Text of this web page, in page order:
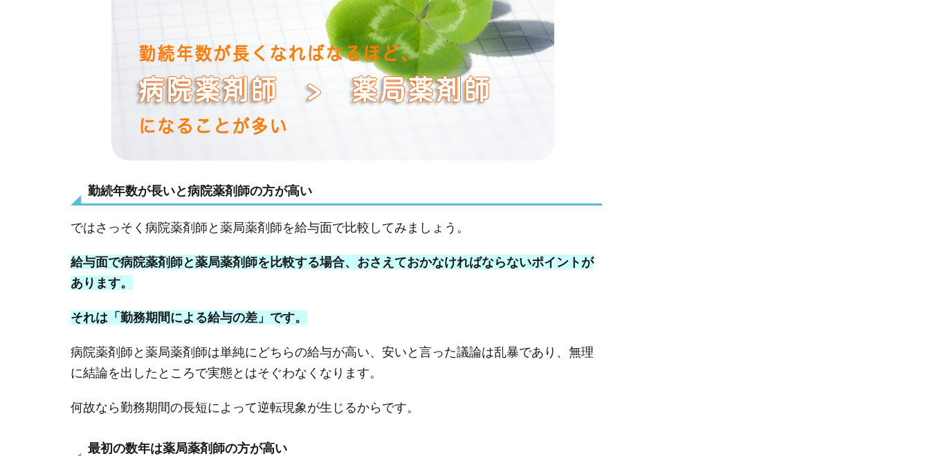
勤続年数が長いと病院薬剤師の方が高い
ではさっそく病院薬剤師と薬局薬剤師を給与面で比較してみましょう。
給与面で病院薬剤師と薬局薬剤師を比較する場合、おさえておかなければならないポイントが
あります。
それは「勤務期間による給与の差」です。
病院薬剤師と薬局薬剤師は単純にどちらの給与が高い、安いと言った議論は乱暴であり、無理
に結論を出したところで実態とはそぐわなくなります。
何故なら勤務期間の長短によって逆転現象が生じるからです。
最初の数年は薬局薬剤師の方が高い